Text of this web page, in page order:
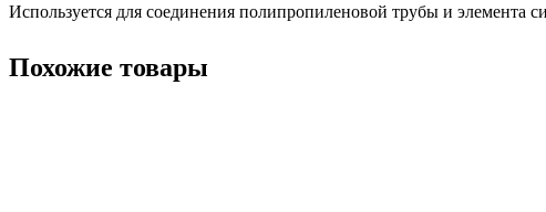
Используется для соединения полипропиленовой трубы и
Похожие товары